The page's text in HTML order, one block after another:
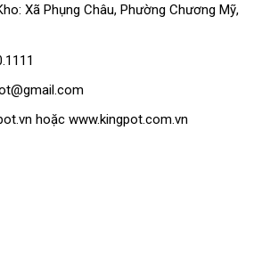
Xã Phụng Châu, Phường Chương Mỹ,
hoặc www.kingpot.com.vn